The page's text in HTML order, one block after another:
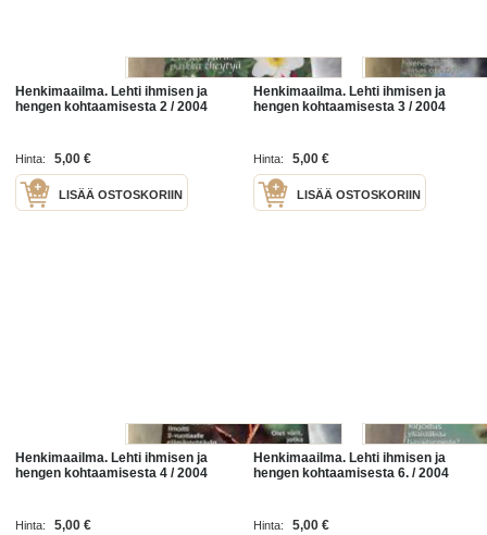
Henkimaailma. Lehti ihmisen ja
hengen kohtaamisesta 2 / 2004
Hinta: 5,00 €
LISÄÄ OSTOSKORIIN
Henkimaailma. Lehti ihmisen ja
hengen kohtaamisesta 3 / 2004
Hinta: 5,00 €
LISÄÄ OSTOSKORIIN
Henkimaailma. Lehti ihmisen ja
hengen kohtaamisesta 4 / 2004
Hinta: 5,00 €
Henkimaailma. Lehti ihmisen ja
hengen kohtaamisesta 6. / 2004
Hinta: 5,00 €